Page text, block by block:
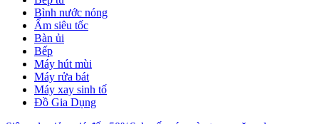
Bình nước nóng
Ấm siêu tốc
Bàn ủi
Bếp
Máy hút mùi
Máy rửa bát
Máy xay sinh tố
Đồ Gia Dụng